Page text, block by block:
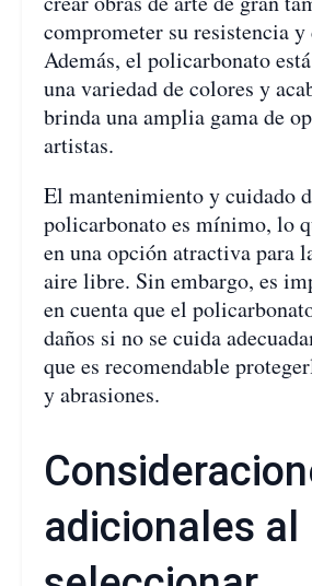
comprometer su resistencia
Además, el policarbonato
una variedad de colores y
brinda una amplia gama de
artistas.
El mantenimiento y cuidado
policarbonato es mínimo, lo
en una opción atractiva para
aire libre. Sin embargo, es
en cuenta que el
daños si no se cuida
que es recomendable
y abrasiones.
adicionales al